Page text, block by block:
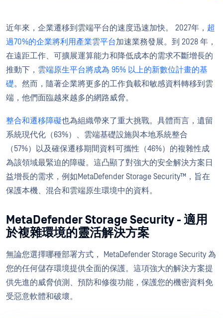
近年來，企業遷移到雲端平台的速度迅速加快。 2027年， 超
過70%的企業將利用產業雲平台加速業務發展。到 2028 年，
在遠距工作、可擴展運算能力和降低成本的需求不斷增長的
推動下， 雲端原生平台將成為 95% 以上的新數位計畫的基
礎。然而，隨著企業將更多的工作負載和敏感資料轉移到雲
端，他們面臨越來越多的網路威脅。
整合和遷移障礙也為組織帶來了重大挑戰。具體而言，遺留
系統現代化（63%）、雲端基礎設施與本地系統整合
（57%）以及確保遷移期間資料可攜性（46%）的複雜性成
為該領域最緊迫的障礙。這凸顯了對強大的安全解決方案日
益增長的需求，例如MetaDefender Storage Security™，旨在
保護本機、混合和雲端原生環境中的資料。
MetaDefender Storage Security - 適用
於複雜環境的靈活解決方案
無論您選擇哪種部署方式， MetaDefender Storage Security 為
您的任何儲存環境提供全面的保護。這項強大的解決方案提
供先進的威脅偵測、預防和修復功能，保護您的機密資料免
受惡意軟體和破壞。